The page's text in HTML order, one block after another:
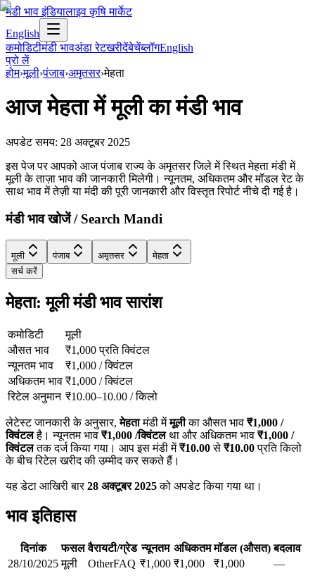
मंडी भाव इंडियालाइव कृषि मार्केट
English
कमोडिटीमंडी भावअंडा रेटखरीदेंबेचेंब्लॉगEnglish
प्रो लें
होम›मूली›पंजाब›अमृतसर›मेहता
आजमेहतामेंमूलीका मंडी भाव
अपडेट समय: 28 अक्टूबर 2025
इस पेज पर आपको आज पंजाब राज्य के अमृतसर जिले में स्थित मेहता मंडी में
मूली के ताज़ा भाव की जानकारी मिलेगी। न्यूनतम, अधिकतम और मॉडल रेट के
साथ भाव में तेज़ी या मंदी की पूरी जानकारी और विस्तृत रिपोर्ट नीचे दी गई है।
मंडी भाव खोजें / Search Mandi
मूली पंजाब अमृतसर
मेहता
सर्च करें
मेहता: मूली मंडी भाव सारांश
कमोडिटी
मूली
औसत भाव
₹1,000 प्रति क्विंटल
न्यूनतम भाव
₹1,000 /क्विंटल
अधिकतम भाव ₹1,000 /क्विंटल
रिटेल अनुमान ₹10.00–10.00 /किलो
लेटेस्ट जानकारी के अनुसार,मेहतामंडी मेंमूलीका औसत भाव ₹1,000 /
क्विंटलहै। न्यूनतम भाव ₹1,000 /क्विंटलथा और अधिकतम भाव ₹1,000 /
क्विंटलतक दर्ज किया गया। आप इस मंडी में₹10.00से ₹10.00प्रति किलो
के बीच रिटेल खरीद की उम्मीद कर सकते हैं।
यह डेटा आखिरी बार28 अक्टूबर 2025को अपडेट किया गया था।
भाव इतिहास
दिनांक फसल वैरायटी/ग्रेड न्यूनतम अधिकतम मॉडल (औसत) बदलाव
28/10/2025 मूली OtherFAQ ₹1,000 ₹1,000 ₹1,000 —